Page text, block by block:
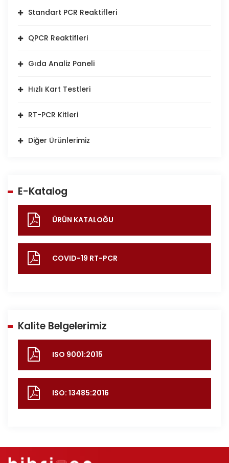
Standart PCR Reaktifleri
QPCR Reaktifleri
Gıda Analiz Paneli
Hızlı Kart Testleri
RT-PCR Kitleri
Diğer Ürünlerimiz
E-Katalog
ÜRÜN KATALOĞU
COVID-19 RT-PCR
Kalite Belgelerimiz
ISO 9001:2015
ISO: 13485:2016